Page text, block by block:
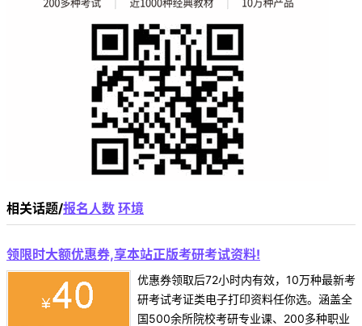
相关话题/报名人数 环境
领限时大额优惠券,享本站正版考研考试资料!
优惠券领取后72小时内有效，10万种最新考
研考试考证类电子打印资料任你选。涵盖全
国500余所院校考研专业课、200多种职业